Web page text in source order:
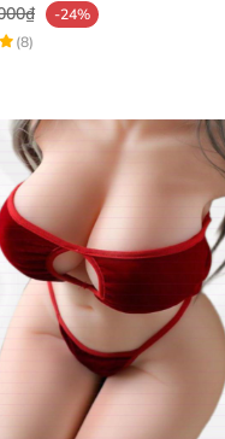
được nghiên
Chiều cao: 159 cm –
Cân nặng:36.5 kg –
Vòng ngực: 82 cm –
Thắt lưng:58 cm – eo
-24%
(8)